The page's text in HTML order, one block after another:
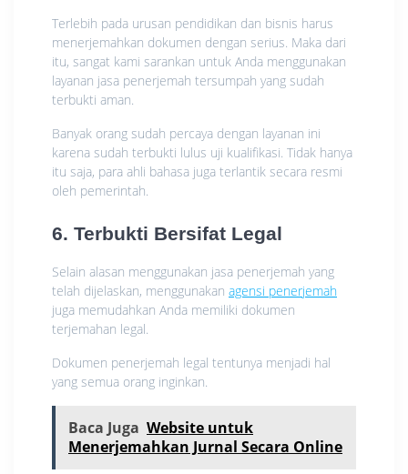
Terlebih pada urusan pendidikan dan bisnis harus
menerjemahkan dokumen dengan serius. Maka dari
itu, sangat kami sarankan untuk Anda menggunakan
layanan jasa penerjemah tersumpah yang sudah
terbukti aman.
Banyak orang sudah percaya dengan layanan ini
karena sudah terbukti lulus uji kualifikasi. Tidak hanya
itu saja, para ahli bahasa juga terlantik secara resmi
oleh pemerintah.
6. Terbukti Bersifat Legal
Selain alasan menggunakan jasa penerjemah yang
telah dijelaskan, menggunakan agensi penerjemah
juga memudahkan Anda memiliki dokumen
terjemahan legal.
Dokumen penerjemah legal tentunya menjadi hal
yang semua orang inginkan.
Baca Juga Website untuk
Menerjemahkan Jurnal Secara Online